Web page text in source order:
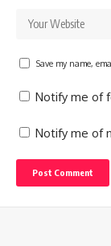
Save my name,
Notify me of
Notify me of